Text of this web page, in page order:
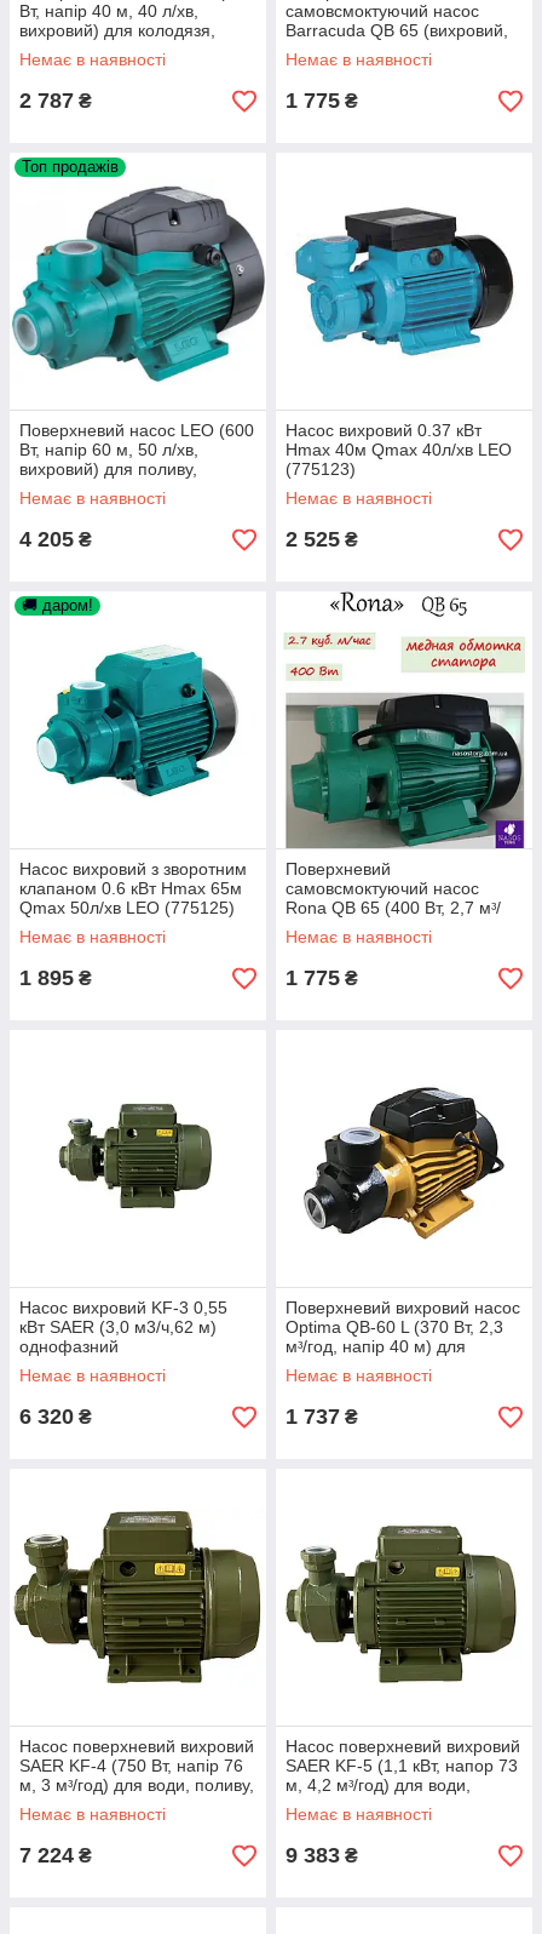
Вт, напір 40 м, 40 л/хв,
вихровий) для колодязя,
свердловини, поливу
Немає в наявності
2 787 ₴
самовсмоктуючий насос
Barracuda QB 65 (вихровий,
400 Вт, 2,7 мᶟ/год, мідна
обмотка статора)
Немає в наявності
1 775 ₴
Топ продажів
Поверхневий насос LEO (600
Вт, напір 60 м, 50 л/хв,
вихровий) для поливу,
свердловини, колодязя
Немає в наявності
4 205 ₴
Насос вихровий 0.37 кВт
Hmax 40м Qmax 40л/хв LEO
(775123)
Немає в наявності
2 525 ₴
🚚 даром!
Насос вихровий з зворотним
клапаном 0.6 кВт Hmax 65м
Qmax 50л/хв LEO (775125)
Немає в наявності
1 895 ₴
Поверхневий
самовсмоктуючий насос
Rona QB 65 (400 Вт, 2,7 мᶟ/
год, вихровий, мідна обмотка
статора)
Немає в наявності
1 775 ₴
Насос вихровий KF-3 0,55
кВт SAER (3,0 м3/ч,62 м)
однофазний
Немає в наявності
6 320 ₴
Поверхневий вихровий насос
Optima QB-60 L (370 Вт, 2,3
мᶟ/год, напір 40 м) для
поливу, колодязя,
свердловини
Немає в наявності
1 737 ₴
Насос поверхневий вихровий
SAER KF-4 (750 Вт, напір 76
м, 3 мᶟ/год) для води, поливу,
колодязя, свердловини
Немає в наявності
7 224 ₴
Насос поверхневий вихровий
SAER KF-5 (1,1 кВт, напор 73
м, 4,2 мᶟ/год) для води,
поливання, колодязя,
свердловини
Немає в наявності
9 383 ₴